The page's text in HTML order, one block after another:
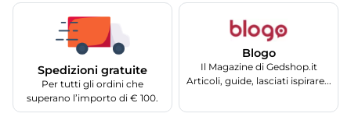
Spedizioni gratuite
Per tutti gli ordini che
superano l’importo di € 100.
Blogo
Il Magazine di Gedshop.it
Articoli, guide, lasciati ispirare...